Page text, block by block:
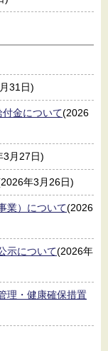
31日)
付金について(2026
3月27日)
年3月26日)
業）について(2026
示について(2026年
理・健康確保措置